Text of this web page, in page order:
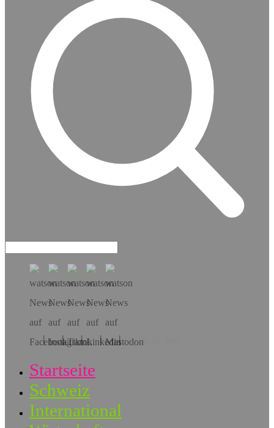
Hol dir die App!
Startseite
Schweiz
International